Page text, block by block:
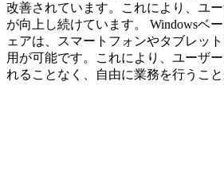
改善されています。これにより、ユ
が向上し続けています。 Windowsベ
ェアは、スマートフォンやタブレッ
用が可能です。これにより、ユーザ
れることなく、自由に業務を行うこと